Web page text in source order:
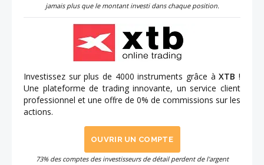
jamais plus que le montant investi dans chaque position.
Investissez sur plus de 4000 instruments grâce àXTB !
Une plateforme de trading innovante, un service client
professionnel et une offre de 0% de commissions sur les
actions.
OUVRIR UN COMPTE
73% des comptes des investisseurs de détail perdent de l'argent